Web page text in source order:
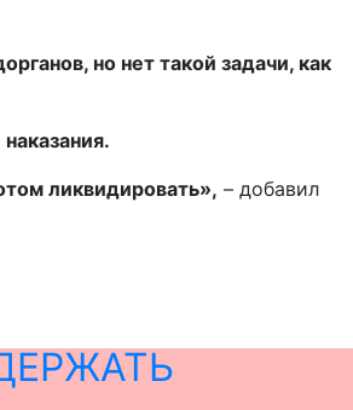
но нет такой задачи, как
ликвидировать», – добавил